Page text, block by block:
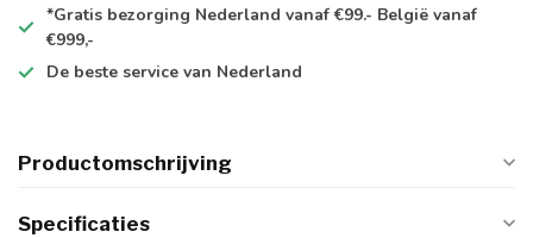
*Gratis bezorging Nederland vanaf €99.- België vanaf
€999,-
De beste service van Nederland
Productomschrijving
Specificaties